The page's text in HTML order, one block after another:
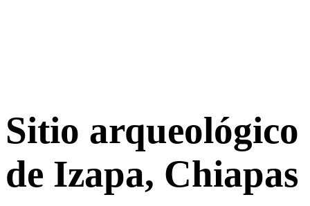
Sitio arqueológico
de Izapa, Chiapas